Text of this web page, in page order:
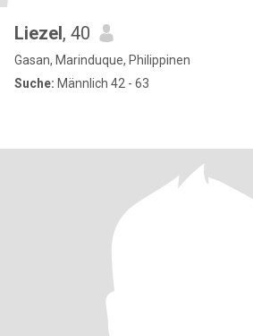
Liezel, 40
Gasan, Marinduque, Philippinen
Suche: Männlich 42 - 63